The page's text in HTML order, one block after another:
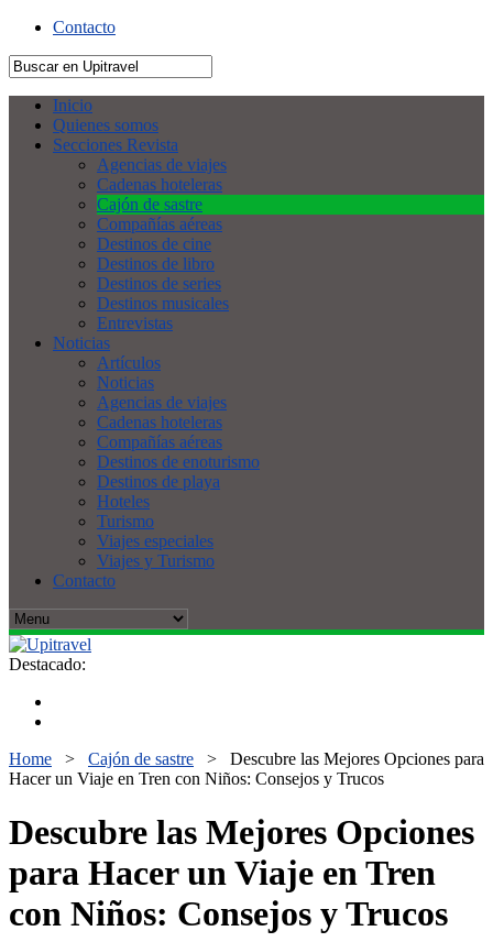
Contacto
Inicio
Quienes somos
Secciones Revista
Agencias de viajes
Cadenas hoteleras
Cajón de sastre
Compañías aéreas
Destinos de cine
Destinos de libro
Destinos de series
Destinos musicales
Entrevistas
Noticias
Artículos
Noticias
Agencias de viajes
Cadenas hoteleras
Compañías aéreas
Destinos de enoturismo
Destinos de playa
Hoteles
Turismo
Viajes especiales
Viajes y Turismo
Contacto
Destacado:
Home > Cajón de sastre > Descubre las Mejores Opciones para
Hacer un Viaje en Tren con Niños: Consejos y Trucos
Descubre las Mejores Opciones
para Hacer un Viaje en Tren
con Niños: Consejos y Trucos